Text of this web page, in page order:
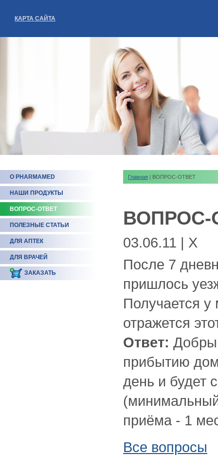
КАРТА САЙТА
О PHARMAMED
НАШИ ПРОДУКТЫ
ВОПРОС-ОТВЕТ
ПОЛЕЗНЫЕ СТАТЬИ
ДЛЯ АПТЕК
ДЛЯ ВРАЧЕЙ
ЗАКАЗАТЬ
Главная | ВОПРОС-ОТВЕТ
ВОПРОС-
03.06.11 | Х
После 7
пришлось
Получается у
отражется
Ответ:
прибытию
день и будет
приёма - 1
Все вопросы